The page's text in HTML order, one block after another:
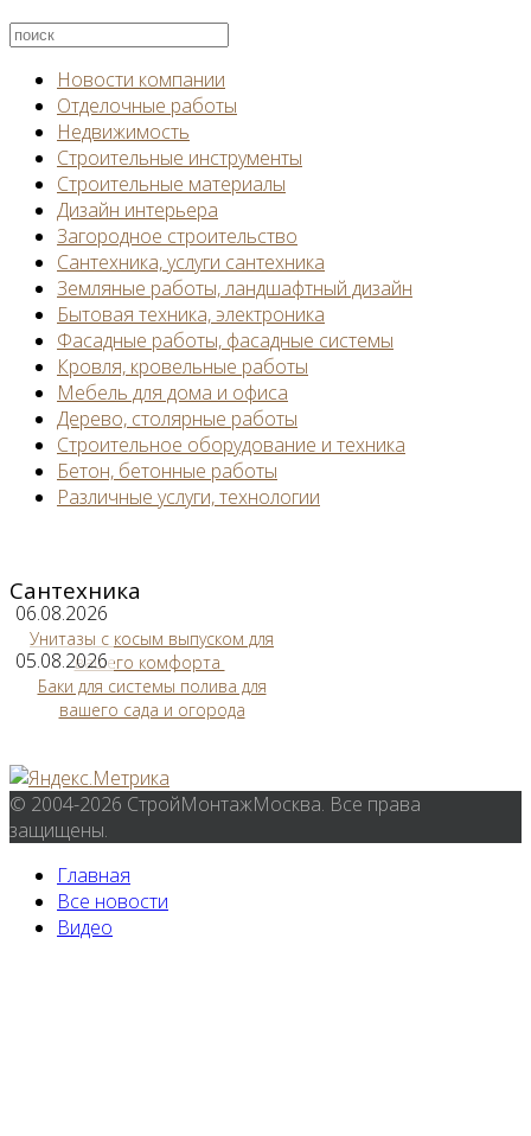
Новости компании
Отделочные работы
Недвижимость
Строительные инструменты
Строительные материалы
Дизайн интерьера
Загородное строительство
Сантехника, услуги сантехника
Земляные работы, ландшафтный дизайн
Бытовая техника, электроника
Фасадные работы, фасадные системы
Кровля, кровельные работы
Мебель для дома и офиса
Дерево, столярные работы
Строительное оборудование и техника
Бетон, бетонные работы
Различные услуги, технологии
Сантехника
06.08.2026
Унитазы с косым выпуском для
вашего комфорта
05.08.2026
Баки для системы полива для
вашего сада и огорода
© 2004-2026 СтройМонтажМосква. Все права
защищены.
Главная
Все новости
Видео